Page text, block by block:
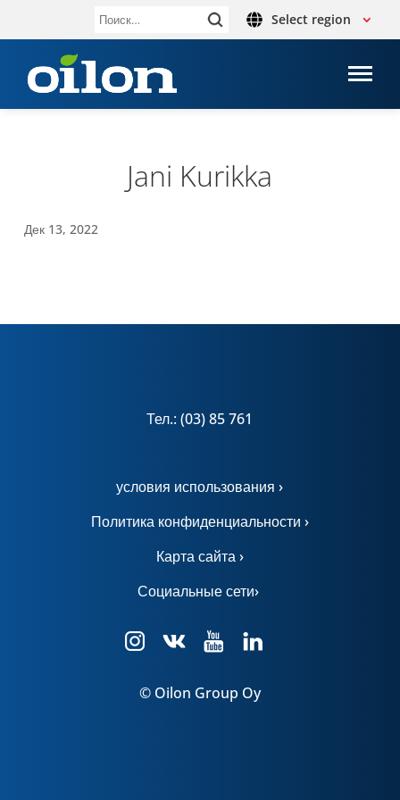
Найти: Select region
Jani Kurikka
Дек 13, 2022
Тел.: (03) 85 761
условия использования ›
Политика конфиденциальности ›
Карта сайта ›
Социальные сети›
© Oilon Group Oy